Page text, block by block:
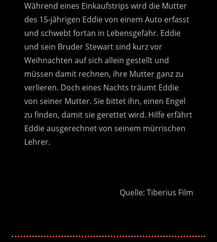
Während eines Einkaufstrips wird die Mutter
des 15-jährigen Eddie von einem Auto erfasst
und schwebt fortan in Lebensgefahr. Eddie
und sein Bruder Stewart sind kurz vor
Weihnachten auf sich allein gestellt und
müssen damit rechnen, ihre Mutter ganz zu
verlieren. Doch eines Nachts träumt Eddie
von seiner Mutter. Sie bittet ihn, einen Engel
zu finden, damit sie gerettet wird. Hilfe erfährt
Eddie ausgerechnet von seinem mürrischen
Lehrer.
Quelle: Tiberius Film